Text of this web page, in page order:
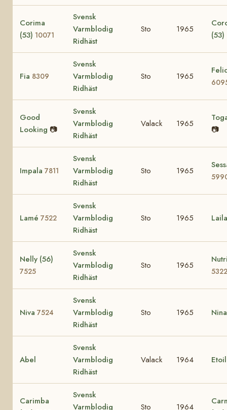
Corima
(53) 10071
Svensk
Varmblodig
Ridhäst
Sto 1965
(53)
Fia 8309
Svensk
Varmblodig
Ridhäst
Sto 1965
Good
Looking 📷
Svensk
Varmblodig
Ridhäst
Valack 1965
📷
Impala 7811
Svensk
Varmblodig
Ridhäst
Sto 1965
Lamé 7522
Svensk
Varmblodig
Ridhäst
Sto 1965
Nelly (56)
7525
Svensk
Varmblodig
Ridhäst
Sto 1965
5322
Niva 7524
Svensk
Varmblodig
Ridhäst
Sto 1965
Abel
Svensk
Varmblodig
Ridhäst
Valack 1964
Carimba
Svensk
Varmblodig
Sto 1964